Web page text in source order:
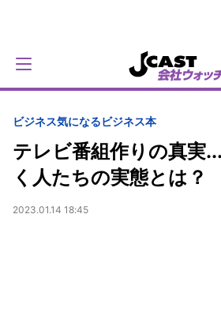
ビジネス気になるビジネス本
テレビ番組作りの真実
く人たちの実態とは？
2023.01.14 18:45